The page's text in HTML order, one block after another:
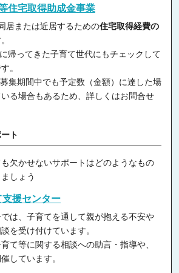
住宅取得助成金事業
居または近居するための住宅取得経費の
帰ってきた子育て世代にもチェックして
。
集期間中でも予定数（金額）に達した場
る場合もあるため、詳しくはお問合せ
ト
欠かせないサポートはどのようなもの
しょう
援センター
は、子育てを通して親が抱える不安や
を受け付けています。
て等に関する相談への助言・指導や、
しています。